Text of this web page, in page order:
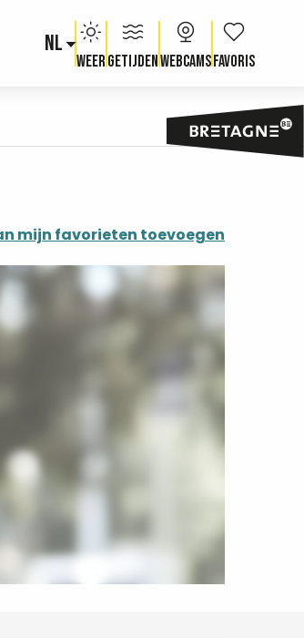
NL
WeerGetijdenWebcams Voir les
aux favoris
mijn favorieten toevoegen